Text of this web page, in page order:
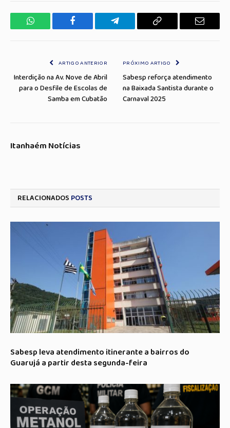
WhatsApp Facebook Telegrama Copiar
E-
ARTIGO ANTERIOR
Interdição na Av. Nove de Abril
para o Desfile de Escolas de
Samba em Cubatão
PRÓXIMO ARTIGO
Sabesp reforça atendimento
na Baixada Santista durante o
Carnaval 2025
Itanhaém Notícias
RELACIONADOS POSTS
Sabesp leva atendimento itinerante a bairros do
Guarujá a partir desta segunda-feira